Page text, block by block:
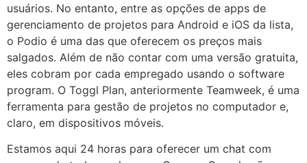
usuários. No entanto, entre as opções de apps de
gerenciamento de projetos para Android e iOS da lista,
o Podio é uma das que oferecem os preços mais
salgados. Além de não contar com uma versão gratuita,
eles cobram por cada empregado usando o software
program. O Toggl Plan, anteriormente Teamweek, é uma
ferramenta para gestão de projetos no computador e,
claro, em dispositivos móveis.
Estamos aqui 24 horas para oferecer um chat com